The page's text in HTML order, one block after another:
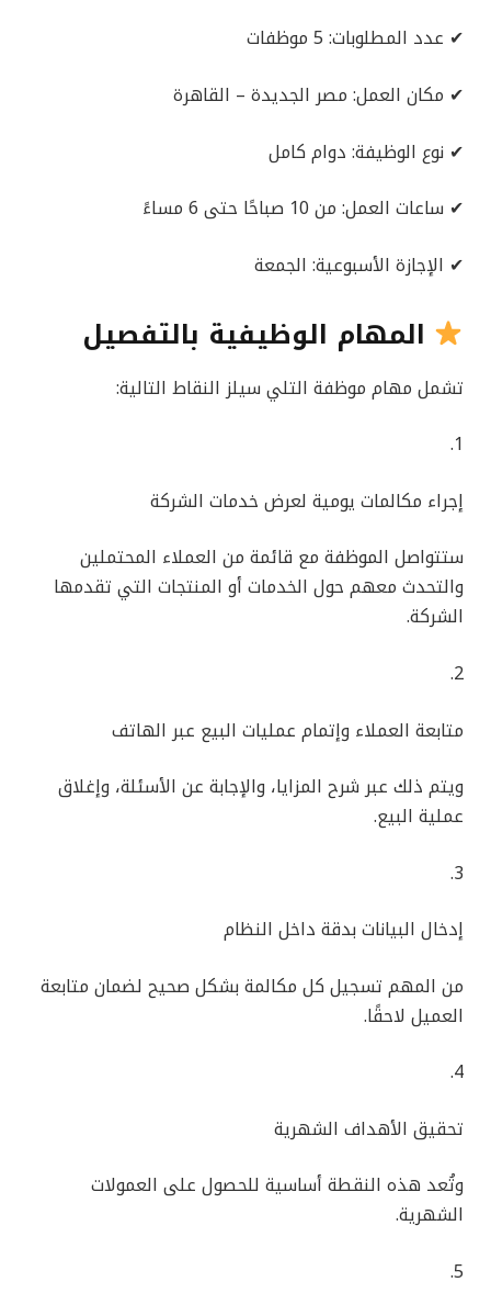
✔ عدد المطلوبات: 5 موظفات
✔ مكان العمل: مصر الجديدة – القاهرة
✔ نوع الوظيفة: دوام كامل
✔ ساعات العمل: من 10 صباحًا حتى 6 مساءً
✔ الإجازة الأسبوعية: الجمعة
المهام الوظيفية بالتفصيل
تشمل مهام موظفة التلي سيلز النقاط التالية:
1.
إجراء مكالمات يومية لعرض خدمات الشركة
ستتواصل الموظفة مع قائمة من العملاء المحتملين
والتحدث معهم حول الخدمات أو المنتجات التي تقدمها
الشركة.
2.
متابعة العملاء وإتمام عمليات البيع عبر الهاتف
ويتم ذلك عبر شرح المزايا، والإجابة عن الأسئلة، وإغلاق
عملية البيع.
3.
إدخال البيانات بدقة داخل النظام
من المهم تسجيل كل مكالمة بشكل صحيح لضمان متابعة
العميل لاحقًا.
4.
تحقيق الأهداف الشهرية
وتُعد هذه النقطة أساسية للحصول على العمولات
الشهرية.
5.